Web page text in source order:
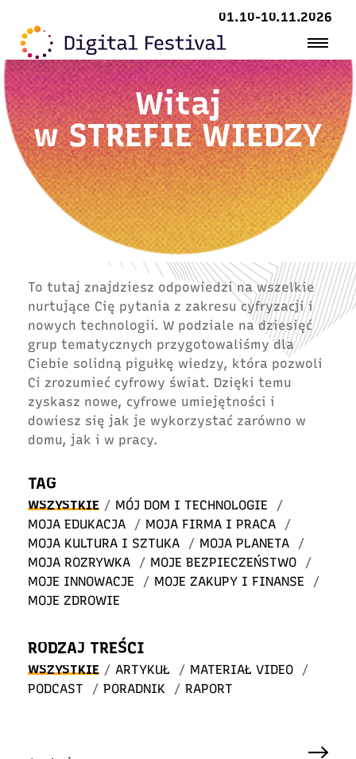
01.10-10.11.2026
Witaj
wSTREFIE WIEDZY
To tutaj znajdziesz odpowiedzi na wszelkie
nurtujące Cię pytania z zakresu cyfryzacji i
nowych technologii. W podziale na dziesięć
grup tematycznych przygotowaliśmy dla
Ciebie solidną pigułkę wiedzy, która pozwoli
Ci zrozumieć cyfrowy świat. Dzięki temu
zyskasz nowe, cyfrowe umiejętności i
dowiesz się jak je wykorzystać zarówno w
domu, jak i w pracy.
TAG
WSZYSTKIE / MÓJ DOM I TECHNOLOGIE
/
MOJA EDUKACJA
/ MOJA FIRMA I PRACA
/
MOJA KULTURA I SZTUKA
/ MOJA PLANETA
/
MOJA ROZRYWKA
/ MOJE BEZPIECZEŃSTWO
/
MOJE INNOWACJE
/ MOJE ZAKUPY I FINANSE
/
MOJE ZDROWIE
RODZAJ TREŚCI
WSZYSTKIE / ARTYKUŁ / MATERIAŁ VIDEO
/
PODCAST
/ PORADNIK / RAPORT